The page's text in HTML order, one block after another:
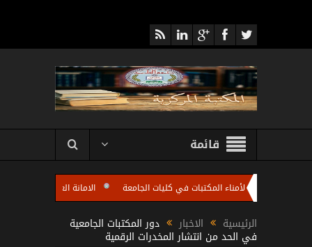
قائمة
اجتماعا لأمناء المكتبات في كليات الجامعة
الامانة العامة للمكتبة
الرئيسية الاخبار دور المكتبات الجامعية
في الحد من انتشار المخدرات الرقمية